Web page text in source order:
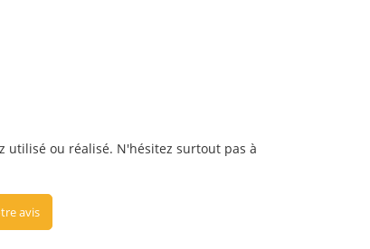
utilisé ou réalisé. N'hésitez surtout pas à
avis